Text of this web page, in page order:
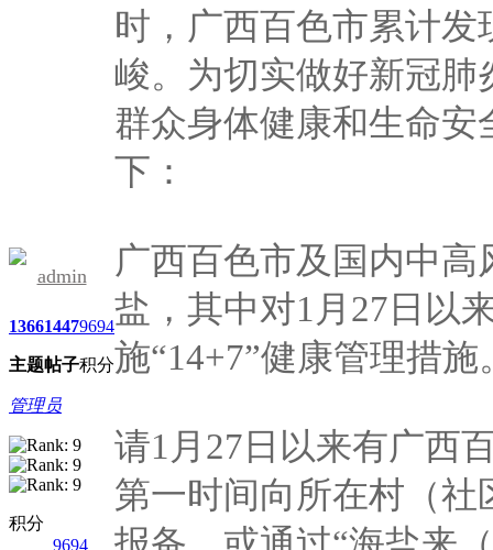
admin
1366
主题
1447
帖子
9694
积分
管理员
积分
9694
时，广西百色市累计
峻。为切实做好新冠
群众身体健康和生命
下：
广西百色市及国内中
盐，其中对1月27日以
施“14+7”健康管理措施
请1月27日以来有广西
第一时间向所在村（